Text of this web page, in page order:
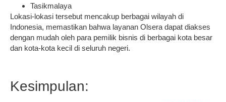
Tasikmalaya
Lokasi-lokasi tersebut mencakup berbagai wilayah di
Indonesia, memastikan bahwa layanan Olsera dapat diakses
dengan mudah oleh para pemilik bisnis di berbagai kota besar
dan kota-kota kecil di seluruh negeri.
Kesimpulan: